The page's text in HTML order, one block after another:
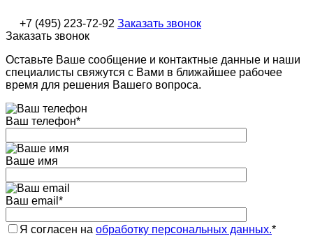
+7 (495) 223-72-92 Заказать звонок
Заказать звонок
Оставьте Ваше сообщение и контактные данные и наши
специалисты свяжутся с Вами в ближайшее рабочее
время для решения Вашего вопроса.
Ваш телефон*
Ваше имя
Ваш email *
Я согласен на обработку персональных данных.*